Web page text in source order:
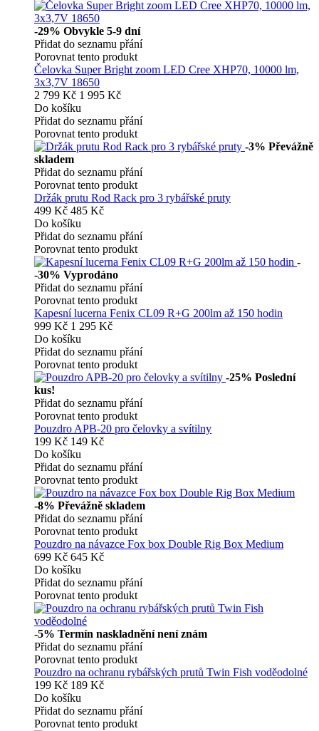
-29% Obvykle 5-9 dní
Přidat do seznamu přání
Porovnat tento produkt
Čelovka Super Bright zoom LED Cree XHP70, 10000 lm,
3x3,7V 18650
2 799 Kč 1 995 Kč
Do košíku
Přidat do seznamu přání
Porovnat tento produkt
-3% Převážně
skladem
Přidat do seznamu přání
Porovnat tento produkt
Držák prutu Rod Rack pro 3 rybářské pruty
499 Kč 485 Kč
Do košíku
Přidat do seznamu přání
Porovnat tento produkt
-
-30% Vyprodáno
Přidat do seznamu přání
Porovnat tento produkt
Kapesní lucerna Fenix CL09 R+G 200lm až 150 hodin
999 Kč 1 295 Kč
Do košíku
Přidat do seznamu přání
Porovnat tento produkt
-25% Poslední
kus!
Přidat do seznamu přání
Porovnat tento produkt
Pouzdro APB-20 pro čelovky a svítilny
199 Kč 149 Kč
Do košíku
Přidat do seznamu přání
Porovnat tento produkt
-8% Převážně skladem
Přidat do seznamu přání
Porovnat tento produkt
Pouzdro na návazce Fox box Double Rig Box Medium
699 Kč 645 Kč
Do košíku
Přidat do seznamu přání
Porovnat tento produkt
-5% Termín naskladnění není znám
Přidat do seznamu přání
Porovnat tento produkt
Pouzdro na ochranu rybářských prutů Twin Fish voděodolné
199 Kč 189 Kč
Do košíku
Přidat do seznamu přání
Porovnat tento produkt